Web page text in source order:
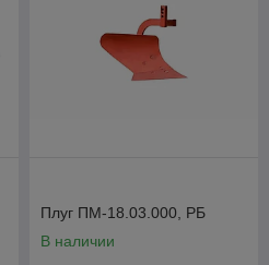
Плуг ПМ-18.03.000, РБ
В наличии